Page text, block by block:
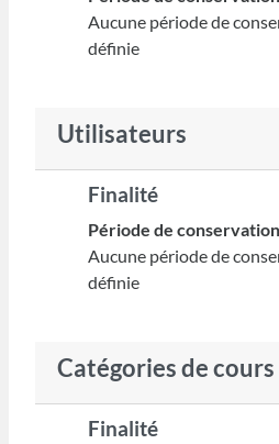
Aucune période de
définie
Utilisateurs
Finalité
Période de conservation
Aucune période de
définie
Catégories de cours
Finalité